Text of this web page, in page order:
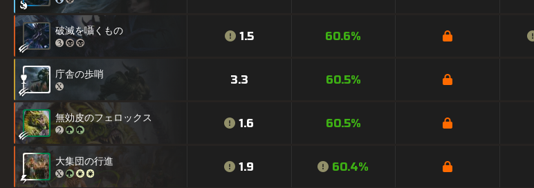
破滅を囁くもの 1.5 60.6%
庁舎の歩哨 3.3 60.5%
無効皮のフェロックス 1.6 60.5%
大集団の行進 1.9 60.4%